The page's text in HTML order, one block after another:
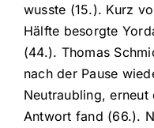
wusste (15.). Kurz
Hälfte besorgte
(44.). Thomas
nach der Pause
Neutraubling,
Antwort fand (66.).